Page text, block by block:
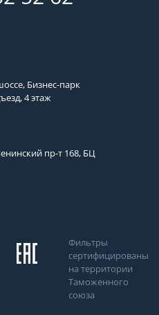
Бизнес-парк
4 этаж
пр-т 168, БЦ
Фильтры
сертифицированы
на территории
Таможенного
союза